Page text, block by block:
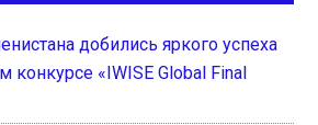
добились яркого успеха
конкурсе «IWISE Global Final